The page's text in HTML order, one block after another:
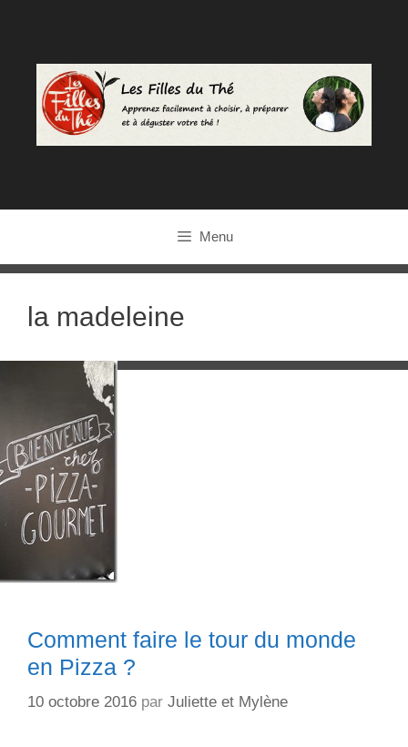
Menu
la madeleine
Comment faire le tour du monde
en Pizza ?
10 octobre 2016 par Juliette et Mylène